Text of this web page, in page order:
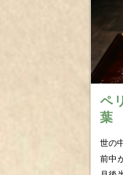
ペ
葉
パ
世の
前中